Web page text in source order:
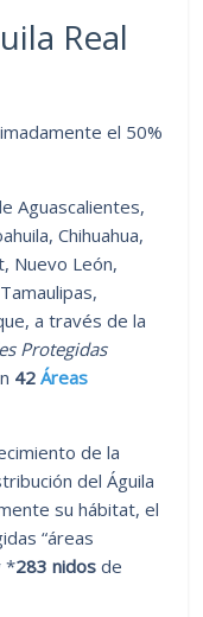
Real
el 50%
Aguascalientes,
Chihuahua,
Nuevo León,
a través de la
Protegidas
42Áreas
de la
del Águila
su hábitat, el
“áreas
*283 nidos de